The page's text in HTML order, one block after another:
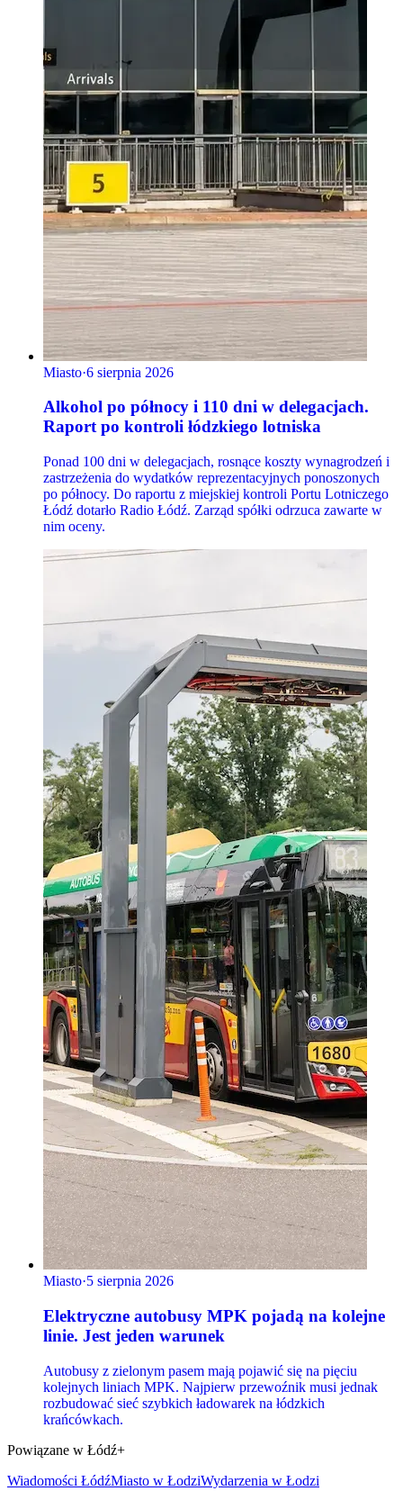
Miasto·6 sierpnia 2026
Alkohol po północy i 110 dni w delegacjach.
Raport po kontroli łódzkiego lotniska
Ponad 100 dni w delegacjach, rosnące koszty wynagrodzeń i
zastrzeżenia do wydatków reprezentacyjnych ponoszonych
po północy. Do raportu z miejskiej kontroli Portu Lotniczego
Łódź dotarło Radio Łódź. Zarząd spółki odrzuca zawarte w
nim oceny.
Miasto·5 sierpnia 2026
Elektryczne autobusy MPK pojadą na kolejne
linie. Jest jeden warunek
Autobusy z zielonym pasem mają pojawić się na pięciu
kolejnych liniach MPK. Najpierw przewoźnik musi jednak
rozbudować sieć szybkich ładowarek na łódzkich
krańcówkach.
Powiązane w Łódź+
Wiadomości ŁódźMiasto w ŁodziWydarzenia w Łodzi